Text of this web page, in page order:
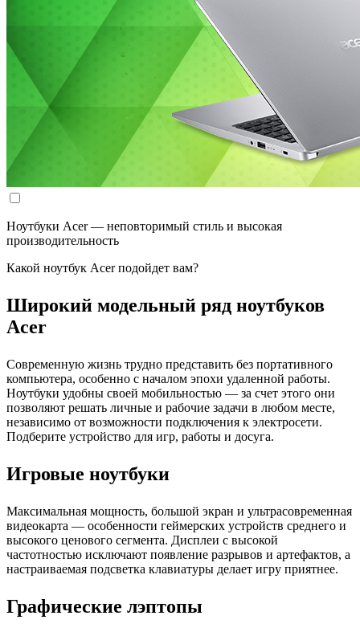
Ноутбуки Acer — неповторимый стиль и высокая
производительность
Какой ноутбук Acer подойдет вам?
Широкий модельный ряд ноутбуков
Acer
Современную жизнь трудно представить без портативного
компьютера, особенно с началом эпохи удаленной работы.
Ноутбуки удобны своей мобильностью — за счет этого они
позволяют решать личные и рабочие задачи в любом месте,
независимо от возможности подключения к электросети.
Подберите устройство для игр, работы и досуга.
Игровые ноутбуки
Максимальная мощность, большой экран и ультрасовременная
видеокарта — особенности геймерских устройств среднего и
высокого ценового сегмента. Дисплеи с высокой
частотностью исключают появление разрывов и артефактов, а
настраиваемая подсветка клавиатуры делает игру приятнее.
Графические лэптопы